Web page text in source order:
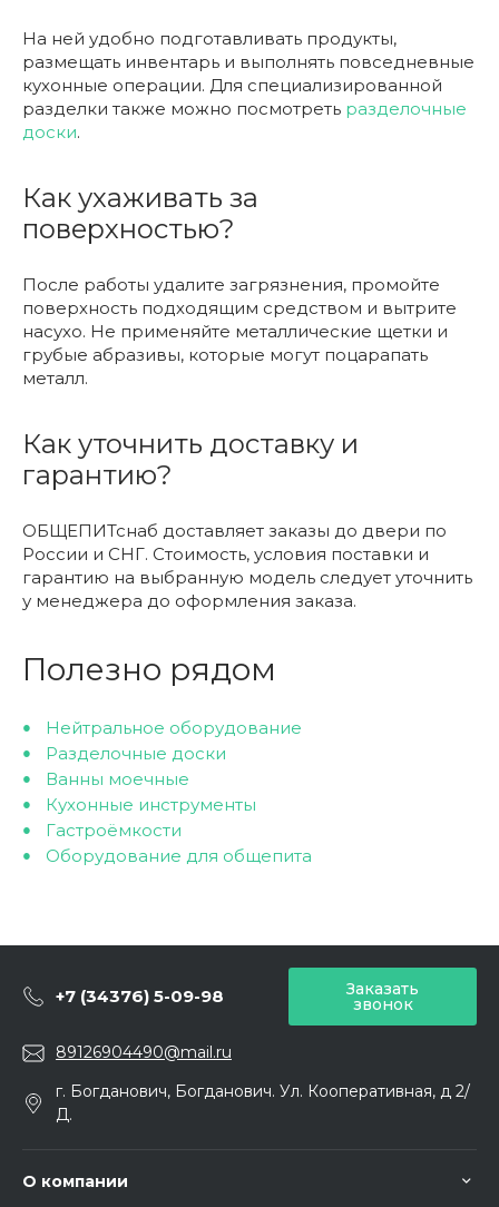
На ней удобно подготавливать продукты,
размещать инвентарь и выполнять повседневные
кухонные операции. Для специализированной
разделки также можно посмотреть разделочные
доски.
Как ухаживать за
поверхностью?
После работы удалите загрязнения, промойте
поверхность подходящим средством и вытрите
насухо. Не применяйте металлические щетки и
грубые абразивы, которые могут поцарапать
металл.
Как уточнить доставку и
гарантию?
ОБЩЕПИТснаб доставляет заказы до двери по
России и СНГ. Стоимость, условия поставки и
гарантию на выбранную модель следует уточнить
у менеджера до оформления заказа.
Полезно рядом
Нейтральное оборудование
Разделочные доски
Ванны моечные
Кухонные инструменты
Гастроёмкости
Оборудование для общепита
+7 (34376) 5-09-98 Заказать
звонок
89126904490@mail.ru
г. Богданович, Богданович. Ул. Кооперативная, д 2/
Д.
О компании